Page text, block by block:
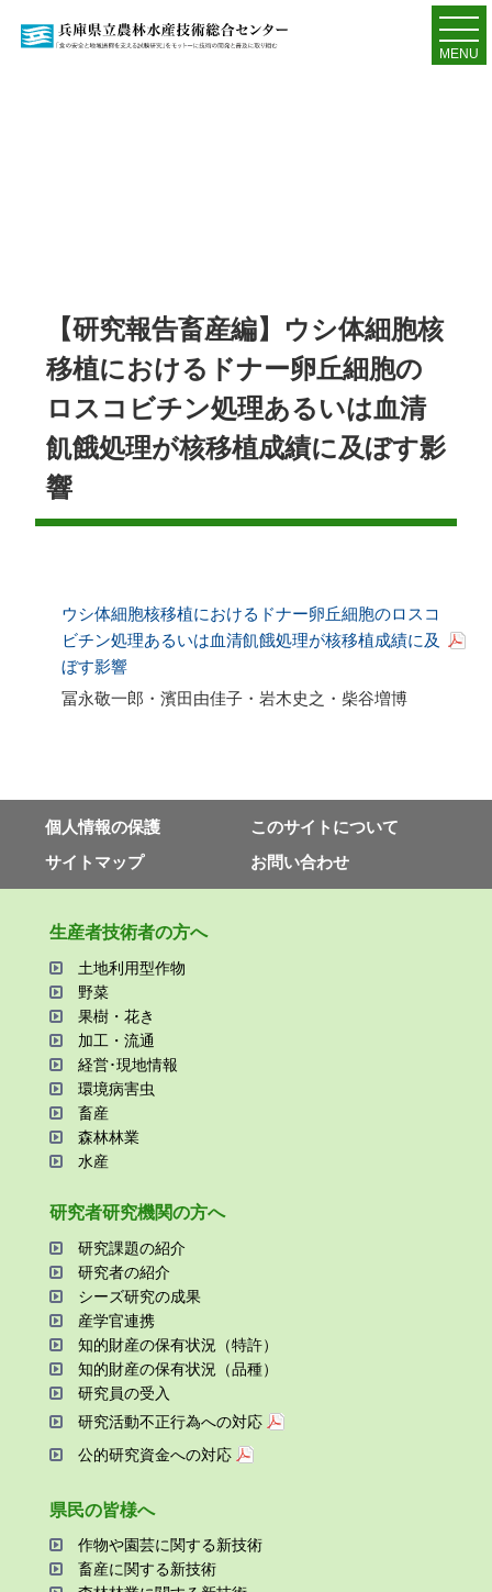
MENU
【研究報告畜産編】ウシ体細胞核
移植におけるドナー卵丘細胞の
ロスコビチン処理あるいは血清
飢餓処理が核移植成績に及ぼす影
響
ウシ体細胞核移植におけるドナー卵丘細胞のロスコ
ビチン処理あるいは血清飢餓処理が核移植成績に及
ぼす影響
冨永敬一郎・濱田由佳子・岩木史之・柴谷増博
個⼈情報の保護
このサイトについて
サイトマップ
お問い合わせ
⽣産者技術者の⽅へ
⼟地利⽤型作物
野菜
果樹・花き
加⼯・流通
経営･現地情報
環境病害⾍
畜産
森林林業
⽔産
研究者研究機関の⽅へ
研究課題の紹介
研究者の紹介
シーズ研究の成果
産学官連携
知的財産の保有状況（特許）
知的財産の保有状況（品種）
研究員の受⼊
研究活動不正⾏為への対応
公的研究資金への対応
県⺠の皆様へ
作物や園芸に関する新技術
畜産に関する新技術